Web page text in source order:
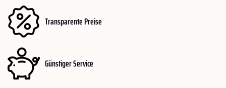
Transparente Preise
Günstiger Service